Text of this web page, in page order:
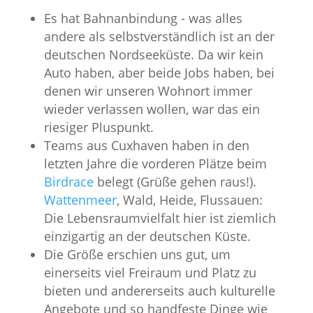
Es hat Bahnanbindung - was alles
andere als selbstverständlich ist an der
deutschen Nordseeküste. Da wir kein
Auto haben, aber beide Jobs haben, bei
denen wir unseren Wohnort immer
wieder verlassen wollen, war das ein
riesiger Pluspunkt.
Teams aus Cuxhaven haben in den
letzten Jahre die vorderen Plätze beim
Birdracebelegt (Grüße gehen raus!).
Wattenmeer, Wald, Heide, Flussauen:
Die Lebensraumvielfalt hier ist ziemlich
einzigartig an der deutschen Küste.
Die Größe erschien uns gut, um
einerseits viel Freiraum und Platz zu
bieten und andererseits auch kulturelle
Angebote und so handfeste Dinge wie